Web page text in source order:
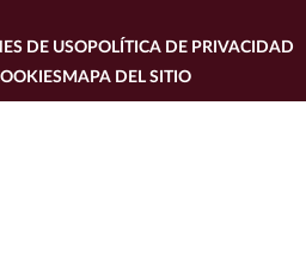
DE USO POLÍTICA DE PRIVACIDAD
MAPA DEL SITIO